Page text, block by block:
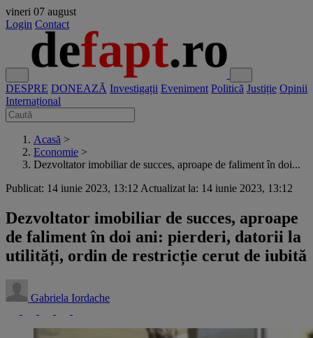
vineri 07 august
Login Contact
DESPRE DONEAZĂ Investigații Eveniment Politică Justiție Opinii
Internațional
Acasă >
Economie >
Dezvoltator imobiliar de succes, aproape de faliment în doi...
Publicat: 14 iunie 2023, 13:12 Actualizat la: 14 iunie 2023, 13:12
Dezvoltator imobiliar de succes, aproape
de faliment în doi ani: pierderi, datorii la
utilități, ordin de restricție cerut de iubită
Gabriela Iordache